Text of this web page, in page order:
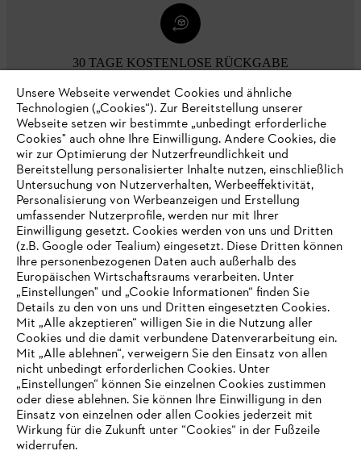
30 TAGE KOSTENLOSE RÜCKGABE
Zahlungsmöglichkeiten
Unternehmen
Online Shop
Service
IHR BROWSER WIRD NICHT
UNTERSTÜTZT
Unsere Webseite verwendet Cookies und ähnliche
Technologien („Cookies“). Zur Bereitstellung unserer
Webseite setzen wir bestimmte „unbedingt erforderliche
Cookies" auch ohne Ihre Einwilligung. Andere Cookies, die
wir zur Optimierung der Nutzerfreundlichkeit und
Bereitstellung personalisierter Inhalte nutzen, einschließlich
Untersuchung von Nutzerverhalten, Werbeeffektivität,
Personalisierung von Werbeanzeigen und Erstellung
umfassender Nutzerprofile, werden nur mit Ihrer
Einwilligung gesetzt. Cookies werden von uns und Dritten
(z.B. Google oder Tealium) eingesetzt. Diese Dritten können
Ihre personenbezogenen Daten auch außerhalb des
Europäischen Wirtschaftsraums verarbeiten. Unter
„Einstellungen" und „Cookie Informationen“ finden Sie
Details zu den von uns und Dritten eingesetzten Cookies.
Mit „Alle akzeptieren“ willigen Sie in die Nutzung aller
Cookies und die damit verbundene Datenverarbeitung ein.
Mit „Alle ablehnen“, verweigern Sie den Einsatz von allen
nicht unbedingt erforderlichen Cookies. Unter
„Einstellungen“ können Sie einzelnen Cookies zustimmen
oder diese ablehnen. Sie können Ihre Einwilligung in den
Einsatz von einzelnen oder allen Cookies jederzeit mit
Wirkung für die Zukunft unter “Cookies“ in der Fußzeile
widerrufen.